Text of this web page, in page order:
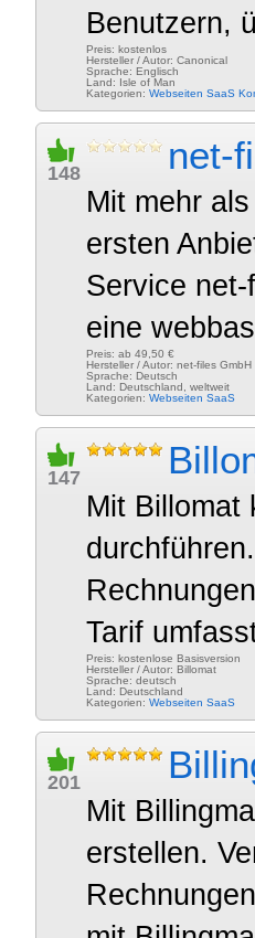
Benutzern,
Preis: kostenlos
Hersteller / Autor: Canonical
Sprache: Englisch
Land: Isle of Man
Kategorien: Webseiten SaaS
148 net-
Mit mehr
ersten
Service
eine
Preis: ab 49,50 €
Hersteller / Autor: net-files GmbH
Sprache: Deutsch
Land: Deutschland, weltweit
Kategorien: Webseiten SaaS
147
Mit Billomat
Tarif
Preis: kostenlose Basisversion
Hersteller / Autor: Billomat
Sprache: deutsch
Land: Deutschland
Kategorien: Webseiten SaaS
201
Mit
erstellen.